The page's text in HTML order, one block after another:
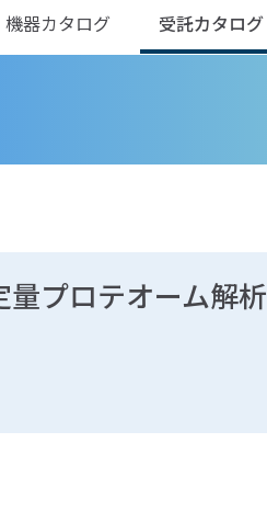
機器カタログ 受託カタログ
プロテオーム解析